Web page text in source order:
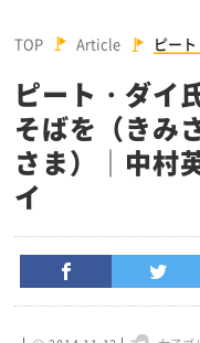
TOP Article ピー
ピート・ダイ
そばを（きみ
さま）│中村
イ